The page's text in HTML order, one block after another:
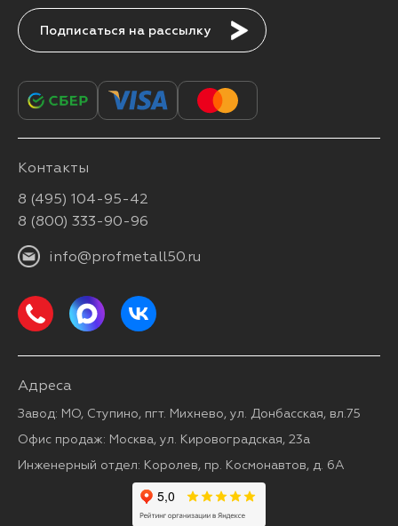
Подписаться
Контакты
8 (495) 104-95-42
8 (800) 333-90-96
info@profmetall50.ru
Адреса
Завод: МО, Ступино, пгт. Михнево, ул. Донбасская, вл.75
Офис продаж: Москва, ул. Кировоградская, 23а
Инженерный отдел: Королев, пр. Космонавтов, д. 6А